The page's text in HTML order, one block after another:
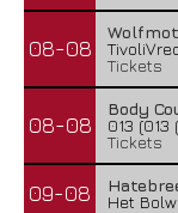
08-08
Tickets
08-08
Body
013 (013
Tickets
09-08
Het